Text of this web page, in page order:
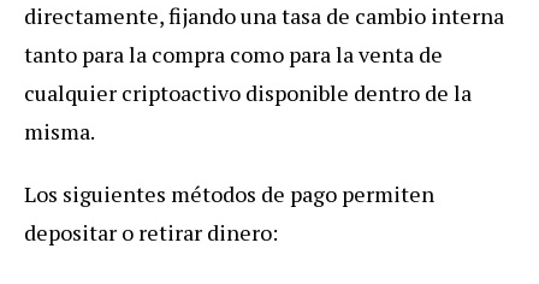
directamente, fijando una tasa de cambio interna
tanto para la compra como para la venta de
cualquier criptoactivo disponible dentro de la
misma.
Los siguientes métodos de pago permiten
depositar o retirar dinero: